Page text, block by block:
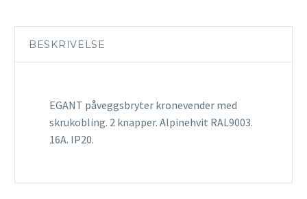
BESKRIVELSE
EGANT påveggsbryter kronevender med
skrukobling. 2 knapper. Alpinehvit RAL9003.
16A. IP20.